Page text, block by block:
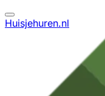
Huisjehuren.nl